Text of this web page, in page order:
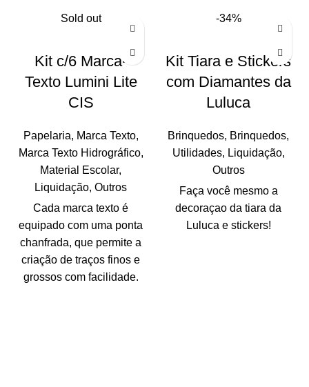
Sold out
Kit c/6 Marca-
Texto Lumini Lite
CIS
Papelaria, Marca Texto,
Marca Texto Hidrográfico,
Material Escolar,
Liquidação, Outros
Cada marca texto é
equipado com uma ponta
chanfrada, que permite a
criação de traços finos e
grossos com facilidade.
-34%
Kit Tiara e Stickers
com Diamantes da
Luluca
Brinquedos, Brinquedos,
Utilidades, Liquidação,
Outros
Faça você mesmo a
decoraçao da tiara da
Luluca e stickers!